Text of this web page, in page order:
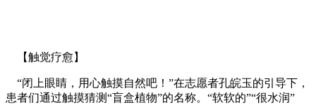
【触觉疗愈】
“闭上眼睛，用心触摸自然吧！”在志愿者孔皖玉的引导下，
患者们通过触摸猜测“盲盒植物”的名称。“软软的”“很水润”